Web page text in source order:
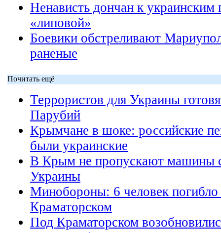
Ненависть дончан к украинским
«липовой»
Боевики обстреливают
раненые
Почитать ещё
Террористов для Украины
Парубий
Крымчане в шоке: российские
были украинские
В Крым не пропускают машины
Украины
Минобороны: 6 человек
Краматорском
Под Краматорском